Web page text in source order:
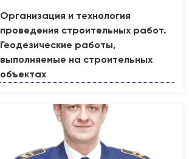
Организация и технология
проведения строительных работ.
Геодезические работы,
выполняемые на строительных
объектах